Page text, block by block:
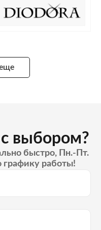
с выбором?
быстро, Пн.-Пт.
графику работы!